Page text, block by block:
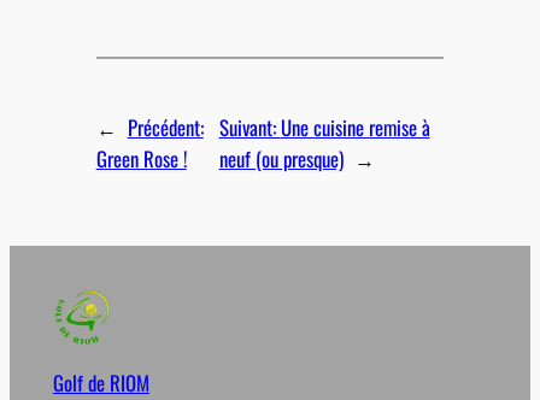
← Précédent:
Green Rose !
Suivant: Une cuisine remise à
neuf (ou presque) →
Golf de RIOM